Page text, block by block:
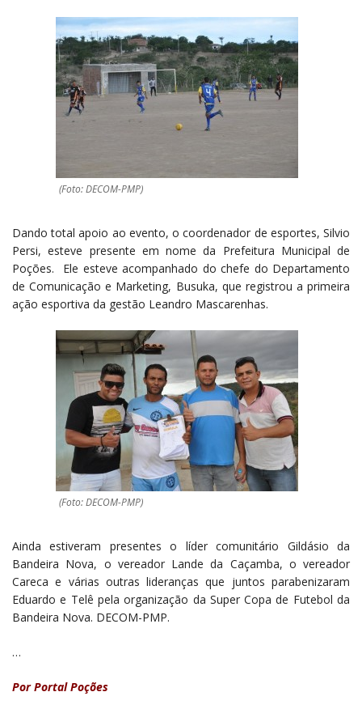
(Foto: DECOM-PMP)
Dando total apoio ao evento, o coordenador de esportes, Silvio
Persi, esteve presente em nome da Prefeitura Municipal de
Poções. Ele esteve acompanhado do chefe do Departamento
de Comunicação e Marketing, Busuka, que registrou a primeira
ação esportiva da gestão Leandro Mascarenhas.
(Foto: DECOM-PMP)
Ainda estiveram presentes o líder comunitário Gildásio da
Bandeira Nova, o vereador Lande da Caçamba, o vereador
Careca e várias outras lideranças que juntos parabenizaram
Eduardo e Telê pela organização da Super Copa de Futebol da
Bandeira Nova. DECOM-PMP.
…
Por Portal Poções